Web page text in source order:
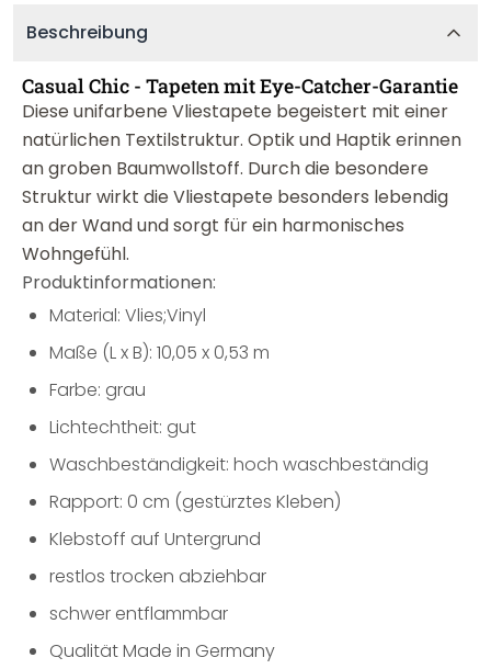
Beschreibung
Casual Chic - Tapeten mit Eye-Catcher-Garantie
Diese unifarbene Vliestapete begeistert mit einer
natürlichen Textilstruktur. Optik und Haptik erinnen
an groben Baumwollstoff. Durch die besondere
Struktur wirkt die Vliestapete besonders lebendig
an der Wand und sorgt für ein harmonisches
Wohngefühl.
Produktinformationen:
Material: Vlies;Vinyl
Maße (L x B): 10,05 x 0,53 m
Farbe: grau
Lichtechtheit: gut
Waschbeständigkeit: hoch waschbeständig
Rapport: 0 cm (gestürztes Kleben)
Klebstoff auf Untergrund
restlos trocken abziehbar
schwer entflammbar
Qualität Made in Germany